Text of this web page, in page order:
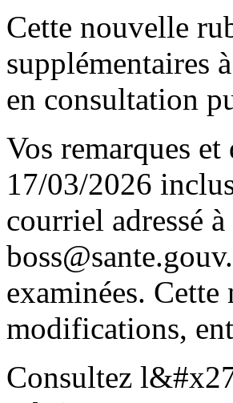
Cette nouvelle
supplémentaires
en consultation
Vos remarques
17/03/2026
courriel adressé
examinées.
modifications,
Consultez